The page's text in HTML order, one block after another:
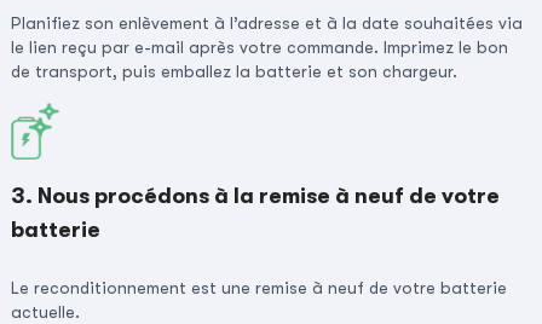
Planifiez son enlèvement à l’adresse et à la date souhaitées via
le lien reçu par e-mail après votre commande. Imprimez le bon
de transport, puis emballez la batterie et son chargeur.
3. Nous procédons à la remise à neuf de votre
batterie
Le reconditionnement est une remise à neuf de votre batterie
actuelle.